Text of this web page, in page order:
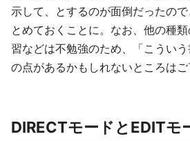
示して、とするのが面倒だったの
とめておくことに。なお、他の種
習などは不勉強のため、「こうい
の点があるかもしれないところはご
DIRECTモードとEDITモ